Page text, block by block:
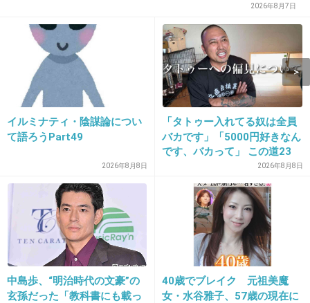
生育環境からでしょうね。
自身の何処かに私なんか感を抱いてるんだと思
う。
凄く分かる。
+31 -1
2026/07/07(火) 21:12:14
分かる。物理的にも車まで追いかけられて慌て
て走り去ったことある。
追われると恐怖心抱くんだと思う
+23 -1
2026年8月7日
イルミナティ・陰謀論につい
て語ろうPart49
2026年8月8日
「タトゥー入れてる奴は全員
バカです」「5000円好きなん
です、バカって」 この道23
年の彫り師YouTuberの動画
2026年8月8日
中島歩、“明治時代の文豪”の
玄孫だった「教科書にも載っ
40歳でブレイク 元祖美魔
女・水谷雅子、57歳の現在に